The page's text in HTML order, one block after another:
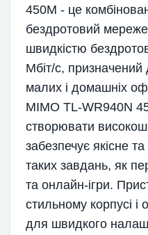
450M - це
бездротовий
швидкістю
Мбіт/с,
малих і домашніх
MIMO TL-WR940N
створювати
забезпечує якісне
таких завдань, як
та онлайн-ігри.
стильному корпусі
для швидкого